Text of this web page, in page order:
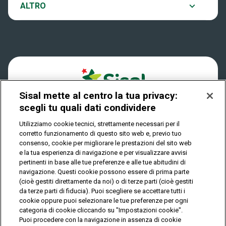
Play Your Date
Dove si gioca
Quanto si vince
Come riscuotere
ALTRO
Notifiche
Privacy
IL GIOCO È VIETATO AI MINORI E PUÒ CAUSARE
DIPENDENZA PATOLOGICA
© Copyright Sisal Italia S.p.A. - P.I. 02433760135
Privacy Cookies
Mappa
del
sito
Sisal mette al centro la tua privacy:
scegli tu quali dati condividere
Utilizziamo cookie tecnici, strettamente necessari per il
corretto funzionamento di questo sito web e, previo tuo
consenso, cookie per migliorare le prestazioni del sito web
e la tua esperienza di navigazione e per visualizzare avvisi
pertinenti in base alle tue preferenze e alle tue abitudini di
navigazione. Questi cookie possono essere di prima parte
(cioè gestiti direttamente da noi) o di terze parti (cioè gestiti
da terze parti di fiducia). Puoi scegliere se accettare tutti i
cookie oppure puoi selezionare le tue preferenze per ogni
categoria di cookie cliccando su "Impostazioni cookie".
Puoi procedere con la navigazione in assenza di cookie